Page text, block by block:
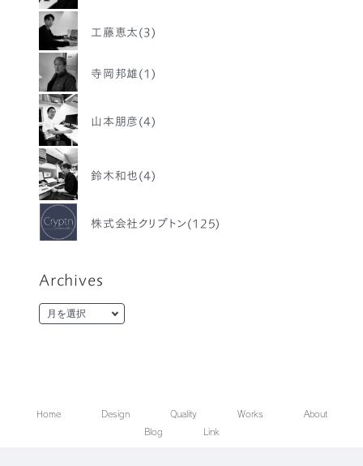
工藤恵太(3)
寺岡邦雄(1)
山本朋彦(4)
鈴木和也(4)
株式会社クリプトン(125)
Archives
Home Design Quality Works
About
Blog
Link